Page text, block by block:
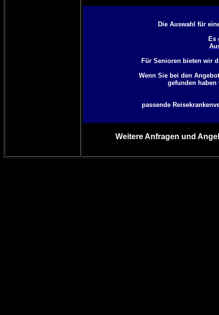
Die Auswahl für
Es
Für Senioren bieten wir
Wenn Sie bei den
gefunden
passende
Weitere Anfragen und